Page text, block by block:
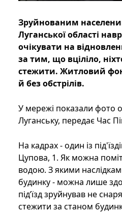
Зруйнованим
Луганської області
очікувати на
за тим, що вціліло,
стежити. Житловий
й без обстрілів.
У мережі показали фото
Луганську, передає Час
На кадрах - один із
Цупова, 1. Як можна
водою. З якими
будинку - можна лише
під’їзд зруйнував не
стежити за станом